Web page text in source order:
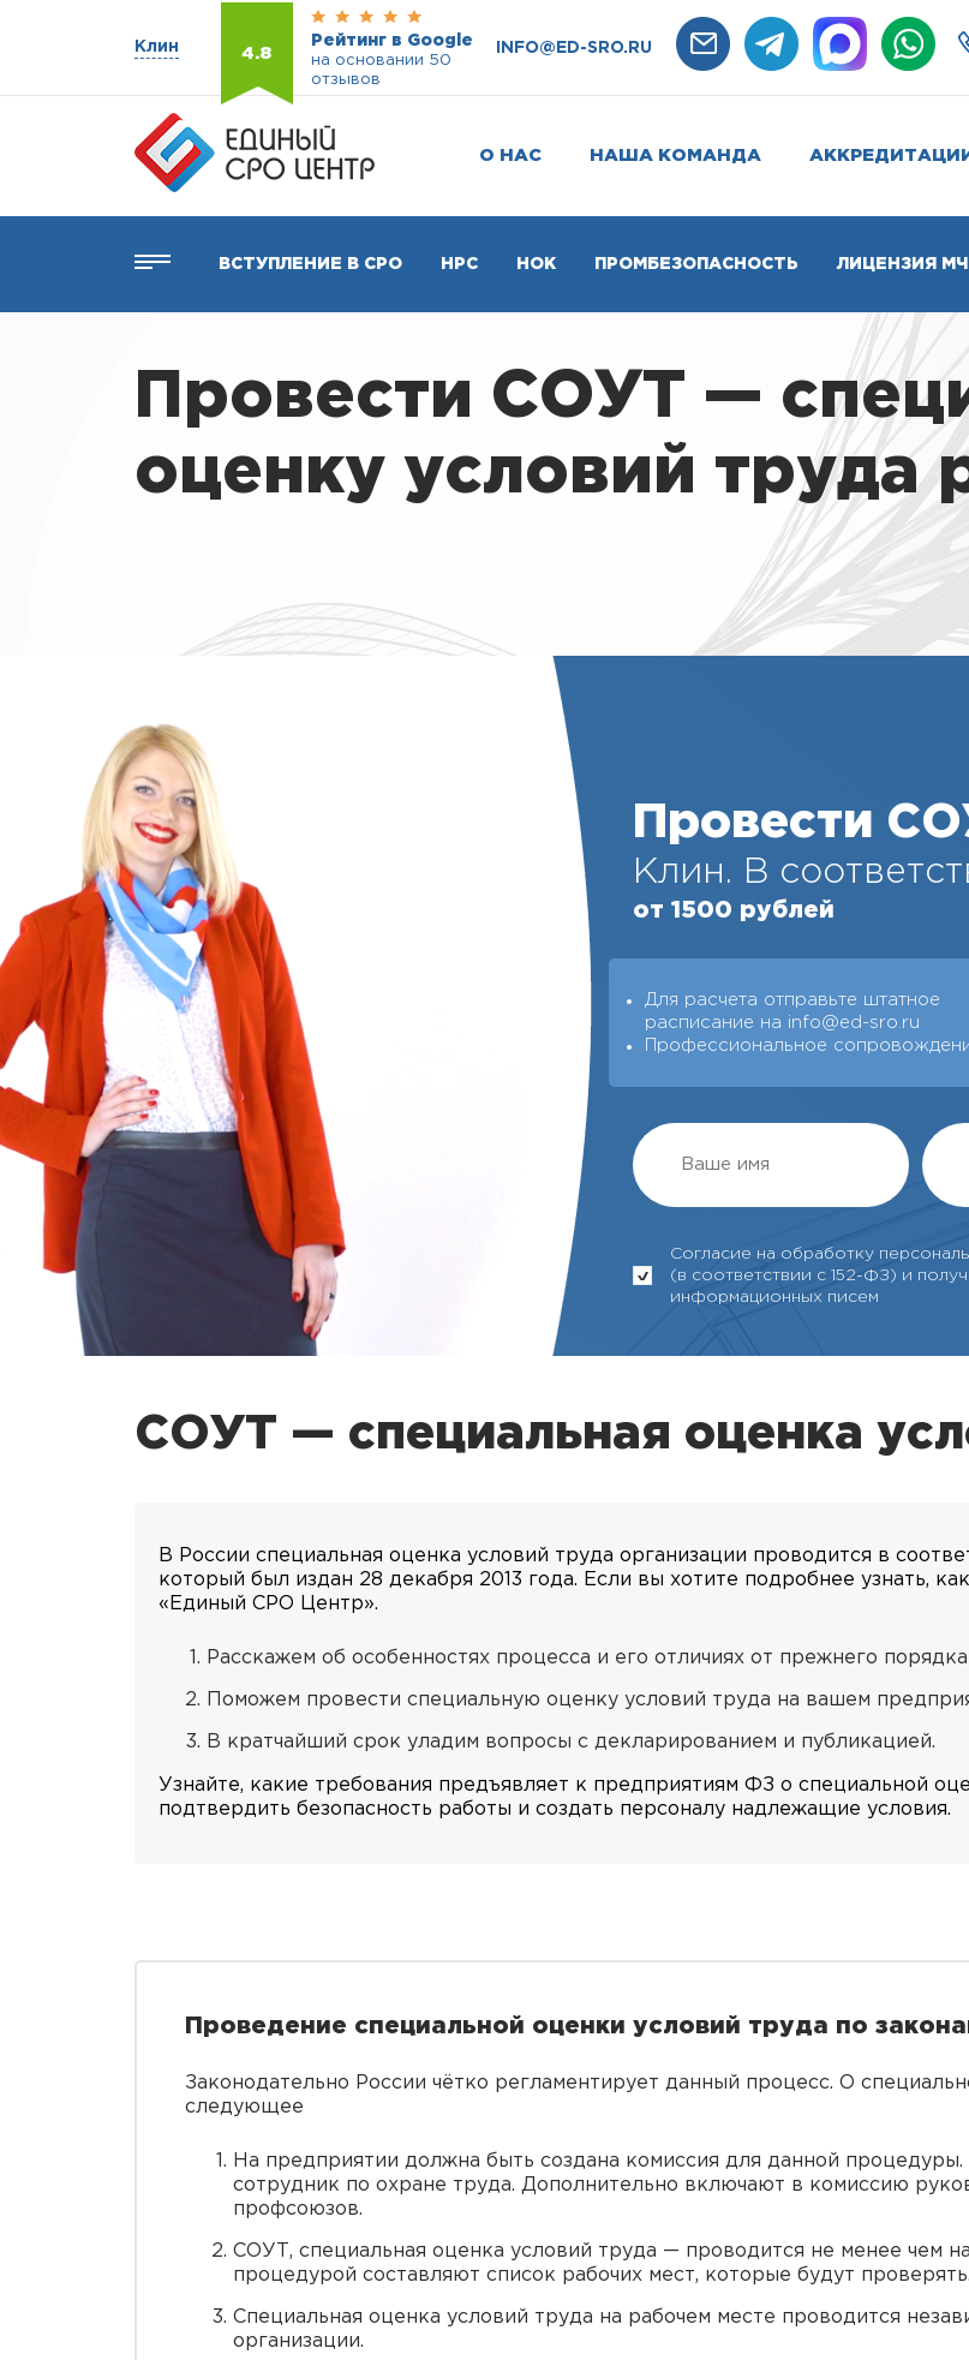
Клин 4.8
Рейтинг в Google
на основании 50
отзывов
INFO@ED-SRO.RU
О НАС НАША КОМАНДА АККРЕДИТАЦИИ
ВСТУПЛЕНИЕ В СРО НРС НОК ПРОМБЕЗОПАСНОСТЬ ЛИЦЕНЗИЯ
Провести СОУТ —
оценку условий труда
Провести
Клин. В
от 1500 рублей
Для расчета отправьте штатное
расписание на info@ed-sro.ru
Профессиональное
Согласие на обработку
(в соответствии с 152-ФЗ) и
информационных писем
СОУТ — специальная оценка
В России специальная оценка условий труда организации проводится в
который был издан 28 декабря 2013 года. Если вы хотите подробнее узнать,
«Единый СРО Центр».
Расскажем об особенностях процесса и его отличиях от прежнего порядка
Поможем провести специальную оценку условий труда на вашем
В кратчайший срок уладим вопросы с декларированием и публикацией.
Узнайте, какие требования предъявляет к предприятиям ФЗ о специальной
подтвердить безопасность работы и создать персоналу надлежащие условия.
Проведение специальной оценки условий труда по
Законодательно России чётко регламентирует данный процесс. О
следующее
На предприятии должна быть создана комиссия для данной
сотрудник по охране труда. Дополнительно включают в комиссию
профсоюзов.
СОУТ, специальная оценка условий труда — проводится не менее чем
процедурой составляют список рабочих мест, которые будут проверять.
Специальная оценка условий труда на рабочем месте проводится
организации.